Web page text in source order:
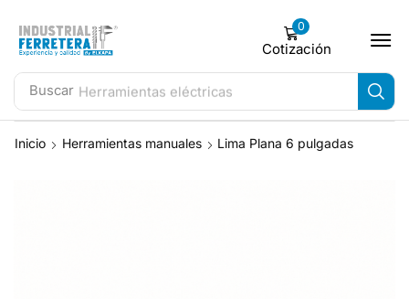
Buscar Herramientas eléctricas
0
Cotización
Inicio Herramientas manuales Lima Plana 6 pulgadas